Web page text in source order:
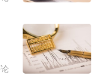
发行股票事项